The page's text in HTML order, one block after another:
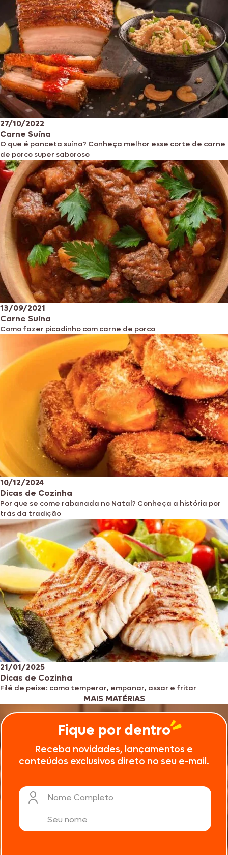
27/10/2022
Carne Suína
O que é panceta suína? Conheça melhor esse corte de carne
de porco super saboroso
13/09/2021
Carne Suína
Como fazer picadinho com carne de porco
10/12/2024
Dicas de Cozinha
Por que se come rabanada no Natal? Conheça a história por
trás da tradição
21/01/2025
Dicas de Cozinha
Filé de peixe: como temperar, empanar, assar e fritar
MAIS MATÉRIAS
Fique por dentro
Receba novidades, lançamentos e
conteúdos exclusivos direto no seu e-mail.
Nome Completo